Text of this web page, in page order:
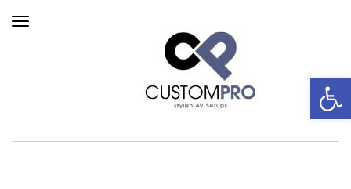
פתח סרגל נגישות